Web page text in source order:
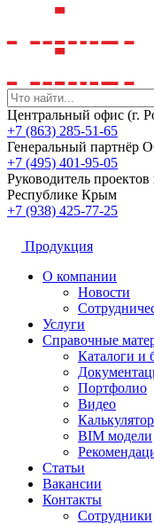
Центральный офис (г.
+7 (863) 285-51-65
Генеральный
+7 (495) 401-95-05
Руководитель
Республике Крым
+7 (938) 425-77-25
Продукция
О компании
Новости
Услуги
Справочные
Каталоги и
Портфолио
Видео
Калькулятор
BIM модели
Статьи
Вакансии
Контакты
Сотрудники